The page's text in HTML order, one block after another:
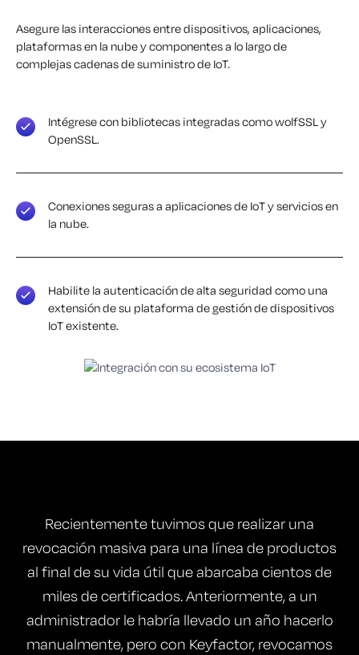
Asegure las interacciones entre dispositivos, aplicaciones,
plataformas en la nube y componentes a lo largo de
complejas cadenas de suministro de IoT.
Intégrese con bibliotecas integradas como wolfSSL y
OpenSSL.
Conexiones seguras a aplicaciones de IoT y servicios en
la nube.
Habilite la autenticación de alta seguridad como una
extensión de su plataforma de gestión de dispositivos
IoT existente.
Recientemente tuvimos que realizar una
revocación masiva para una línea de productos
al final de su vida útil que abarcaba cientos de
miles de certificados. Anteriormente, a un
administrador le habría llevado un año hacerlo
manualmente, pero con Keyfactor, revocamos